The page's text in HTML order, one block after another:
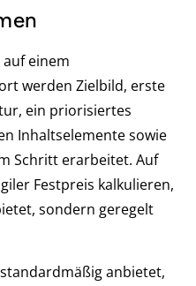
einem
werden Zielbild, erste
ein priorisiertes
Inhaltselemente sowie
Schritt erarbeitet. Auf
Festpreis kalkulieren,
sondern geregelt
anbietet,